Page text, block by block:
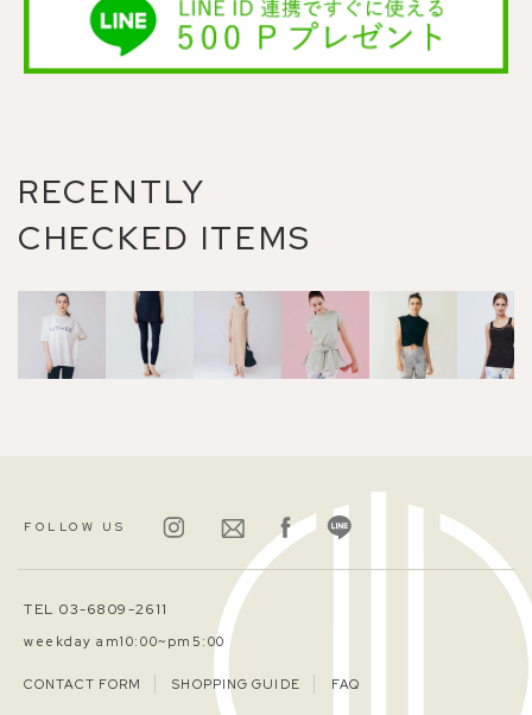
RECENTLY
CHECKED ITEMS
FOLLOW US
TEL 03-6809-2611
weekday am10:00~pm5:00
CONTACT FORM SHOPPING GUIDE FAQ